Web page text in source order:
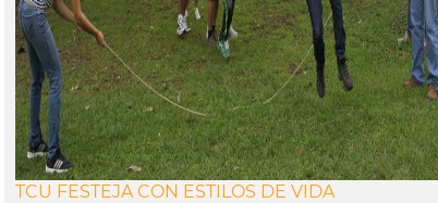
TCU FESTEJA CON ESTILOS DE VIDA